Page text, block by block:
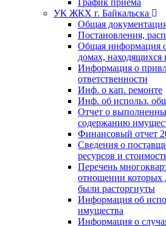
УК ЖКХ г. Байкальска
Общая
Постановления,
Общая информация
домах, находящихся
Информация о
ответственности
Инф. о кап. ремонте
Инф. об использ.
Отчет о
содержанию
Финансовый отчет
Сведения о
ресурсов и
Перечень
отношении которых
были расторгнуты
Информация об
имущества
Информация о